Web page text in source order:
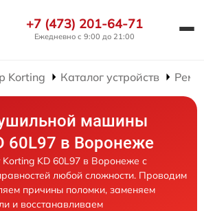
+7 (473) 201-64-71
Ежедневно с 9:00 до 21:00
Korting Каталог устройств
машины
60L97 в Воронеже
KD 60L97 в Воронеже с
любой сложности. Проводим
причины поломки, заменяем
и восстанавливаем